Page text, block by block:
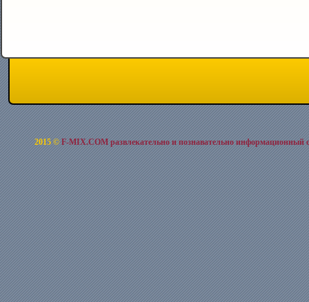
2015 ©F-MIX.COM развлекательно и познавательно информационный